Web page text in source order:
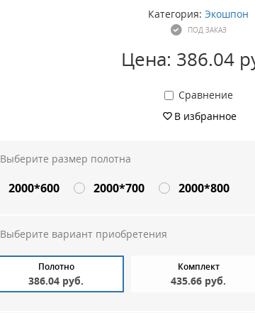
Категория: Экошпон
ПОД ЗАКАЗ
Цена: 386.04
Сравнение
В избранное
Выберите размер полотна
2000*600 2000*700 2000*800
Выберите вариант приобретения
Полотно
386.04 руб.
Комплект
435.66 руб.